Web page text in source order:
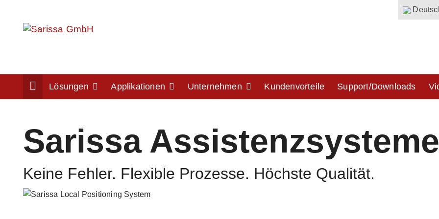
HomeLösungen Applikationen Unternehmen Kundenvorteile Support/Downloads
Sarissa Assistenzsysteme
Keine Fehler. Flexible Prozesse. Höchste Qualität.